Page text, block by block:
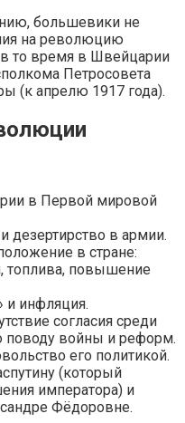
большевики не
на революцию
то время в Швейцарии
Петросовета
(к апрелю 1917 года).
в Первой мировой
дезертирство в армии.
в стране:
топлива, повышение
и инфляция.
согласия среди
поводу войны и реформ.
его политикой.
(который
императора) и
Фёдоровне.